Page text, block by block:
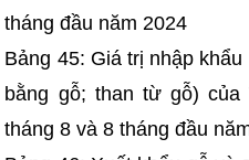
tháng đầu năm 2024
Bảng 45: Giá trị nhập
bằng gỗ; than từ gỗ)
tháng 8 và 8 tháng đầu